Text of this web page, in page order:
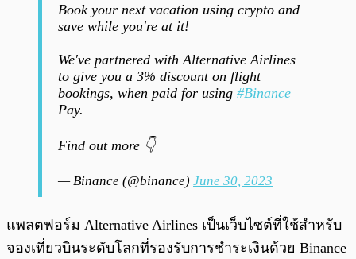
Book your next vacation using crypto and
save while you're at it!
We've partnered with Alternative Airlines
to give you a 3% discount on flight
bookings, when paid for using #Binance
Pay.
Find out more 👇
— Binance (@binance) June 30, 2023
แพลตฟอร์ม Alternative Airlines เป็นเว็บไซต์ที่ใช้สำหรับ
จองเที่ยวบินระดับโลกที่รองรับการชำระเงินด้วย Binance